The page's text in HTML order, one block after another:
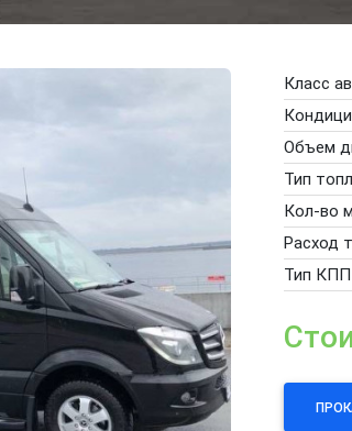
Класс
Объем
Тип
Кол-во
Расход
Тип КПП